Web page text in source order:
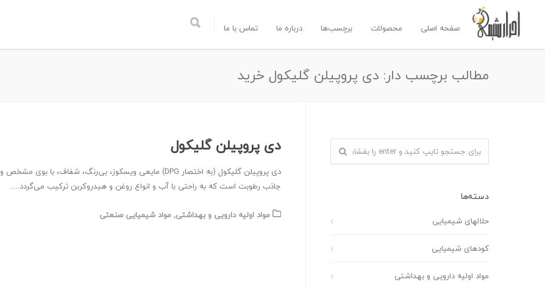
صفحه اصلی محصولات برچسب‌ها درباره ما تماس با ما
مطالب برچسب دار: دی پروپیلن گلیکول خرید
دی پروپیلن گلیکول
دی پروپیلن گلیکول (به اختصار DPG) مایعی ویسکوز، بی‌رنگ، شفاف، با بوی مشخص و
جاذب رطوبت است که به راحتی با آب و انواع روغن و هیدروکربن ترکیب می‌گردد.…
مواد اولیه دارویی و بهداشتی,مواد شیمیایی صنعتی
دسته‌ها
حلالهای شیمیایی
کودهای شیمیایی
مواد اولیه دارویی و بهداشتی